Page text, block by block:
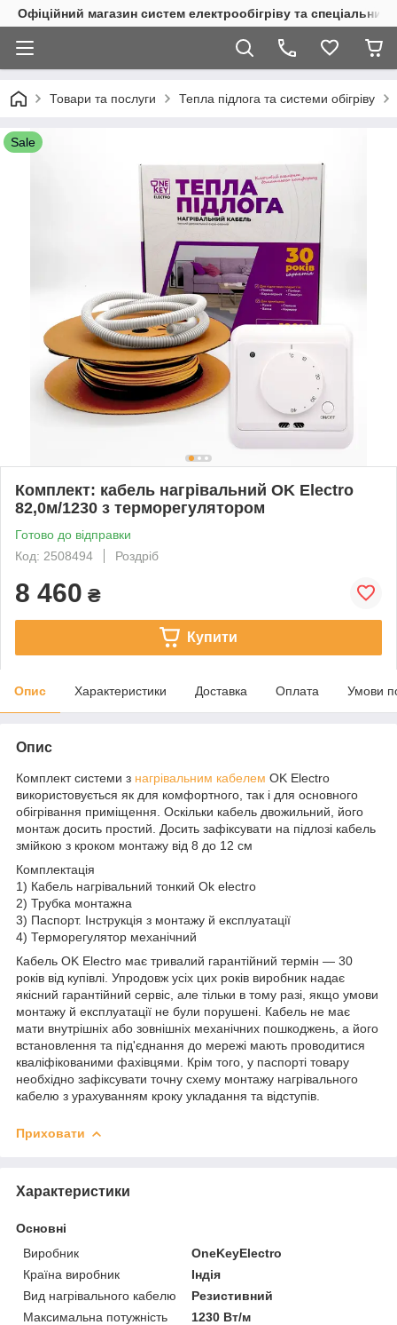
Офіційний магазин систем електрообігріву та спеціальних
Товари та послуги Тепла підлога та системи обігріву
Sale
Комплект: кабель нагрівальний OK Electro
82,0м/1230 з терморегулятором
Готово до відправки
Код: 2508494
Роздріб
8 460 ₴
Купити
Опис Характеристики Доставка Оплата Умови
Опис
Комплект системи з нагрівальним кабелем OK Electro
використовується як для комфортного, так і для основного
обігрівання приміщення. Оскільки кабель двожильний, його
монтаж досить простий. Досить зафіксувати на підлозі кабель
змійкою з кроком монтажу від 8 до 12 см
Комплектація
1) Кабель нагрівальний тонкий Ok electro
2) Трубка монтажна
3) Паспорт. Інструкція з монтажу й експлуатації
4) Терморегулятор механічний
Кабель OK Electro має тривалий гарантійний термін — 30
років від купівлі. Упродовж усіх цих років виробник надає
якісний гарантійний сервіс, але тільки в тому разі, якщо умови
монтажу й експлуатації не були порушені. Кабель не має
мати внутрішніх або зовнішніх механічних пошкоджень, а його
встановлення та під'єднання до мережі мають проводитися
кваліфікованими фахівцями. Крім того, у паспорті товару
необхідно зафіксувати точну схему монтажу нагрівального
кабелю з урахуванням кроку укладання та відступів.
Приховати
Характеристики
Основні
Виробник
OneKeyElectro
Країна виробник
Індія
Вид нагрівального кабелю
Резистивний
Максимальна потужність
1230 Вт/м